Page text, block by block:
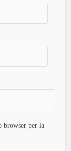
browser per la